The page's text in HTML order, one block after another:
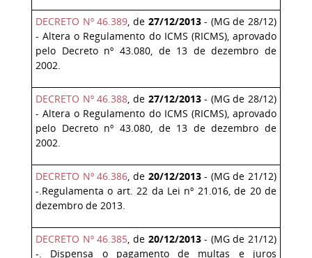
DECRETO Nº 46.389, de 27/12/2013- (MG de 28/12)
- Altera o Regulamento do ICMS (RICMS), aprovado
pelo Decreto nº 43.080, de 13 de dezembro de
2002.
DECRETO Nº 46.388, de 27/12/2013- (MG de 28/12)
- Altera o Regulamento do ICMS (RICMS), aprovado
pelo Decreto nº 43.080, de 13 de dezembro de
2002.
DECRETO Nº 46.386, de 20/12/2013- (MG de 21/12)
-.Regulamenta o art. 22 da Lei nº 21.016, de 20 de
dezembro de 2013.
DECRETO Nº 46.385, de 20/12/2013- (MG de 21/12)
-. Dispensa o pagamento de multas e juros